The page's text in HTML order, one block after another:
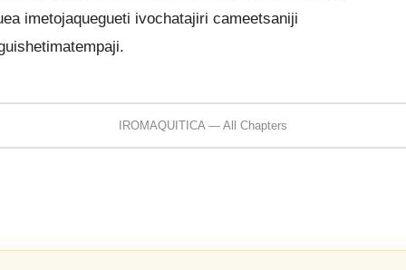
imetojaquegueti ivochatajiri cameetsaniji
IROMAQUITICA — All Chapters